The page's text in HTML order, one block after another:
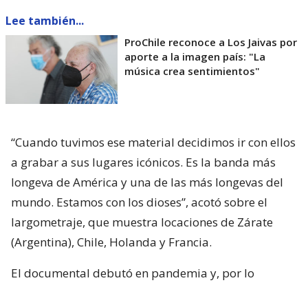
Lee también...
ProChile reconoce a Los Jaivas por
aporte a la imagen país: "La
música crea sentimientos"
“Cuando tuvimos ese material decidimos ir con ellos
a grabar a sus lugares icónicos. Es la banda más
longeva de América y una de las más longevas del
mundo. Estamos con los dioses”, acotó sobre el
largometraje, que muestra locaciones de Zárate
(Argentina), Chile, Holanda y Francia.
El documental debutó en pandemia y, por lo